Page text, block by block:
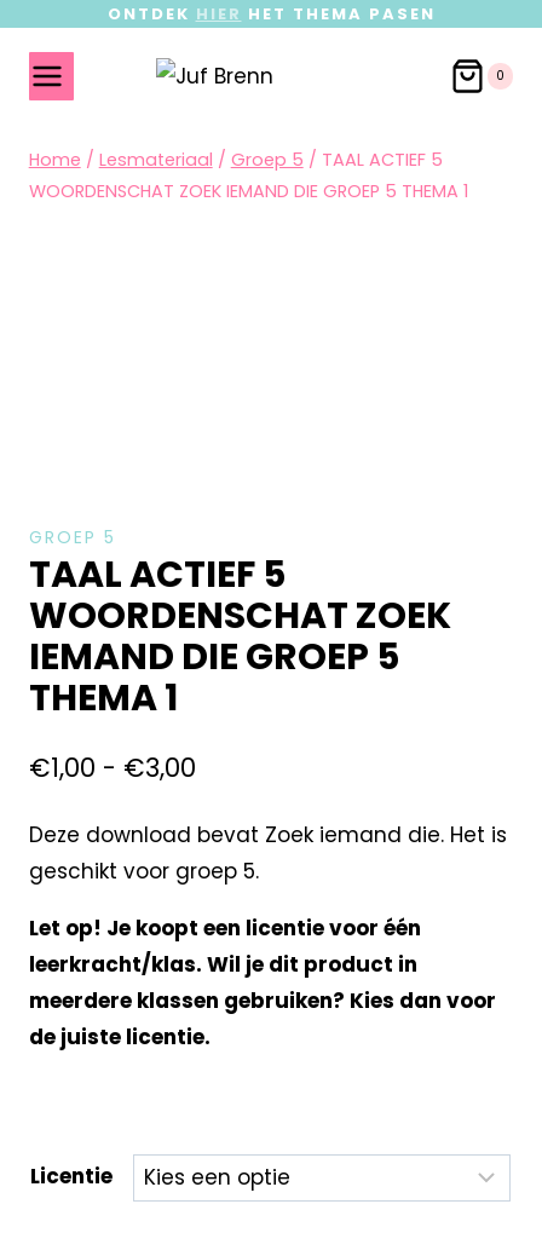
ONTDEK HIER HET THEMA PASEN
0
Home / Lesmateriaal / Groep 5 / TAAL ACTIEF 5
WOORDENSCHAT ZOEK IEMAND DIE GROEP 5 THEMA 1
GROEP 5
TAAL ACTIEF 5
WOORDENSCHAT ZOEK
IEMAND DIE GROEP 5
THEMA 1
€1,00 - €3,00
Deze download bevat Zoek iemand die. Het is
geschikt voor groep 5.
Let op! Je koopt een licentie voor één
leerkracht/klas. Wil je dit product in
meerdere klassen gebruiken? Kies dan voor
de juiste licentie.
Licentie